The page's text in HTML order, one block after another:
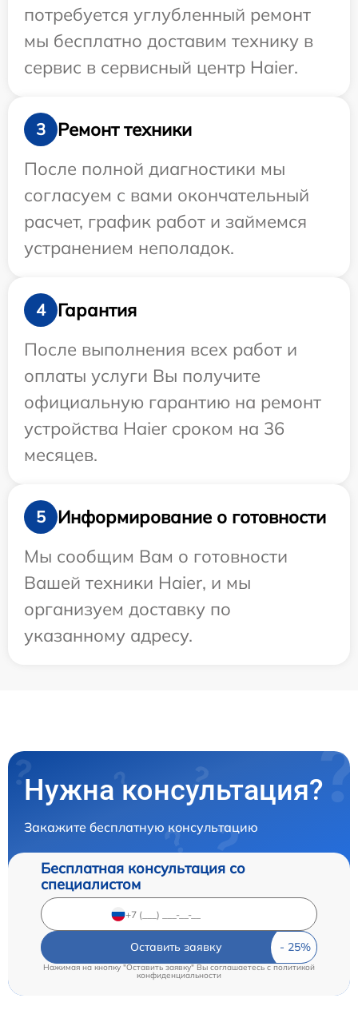
потребуется углубленный ремонт
мы бесплатно доставим технику в
сервис в сервисный центр Haier.
3
Ремонт техники
После полной диагностики мы
согласуем с вами окончательный
расчет, график работ и займемся
устранением неполадок.
4
Гарантия
После выполнения всех работ и
оплаты услуги Вы получите
официальную гарантию на ремонт
устройства Haier сроком на 36
месяцев.
5
Информирование о готовности
Мы сообщим Вам о готовности
Вашей техники Haier, и мы
организуем доставку по
указанному адресу.
Нужна консультация?
Закажите бесплатную консультацию
Бесплатная консультация со
специалистом
Оставить заявку
Нажимая на кнопку "Оставить заявку" Вы соглашаетесь cполитикой
конфиденциальности